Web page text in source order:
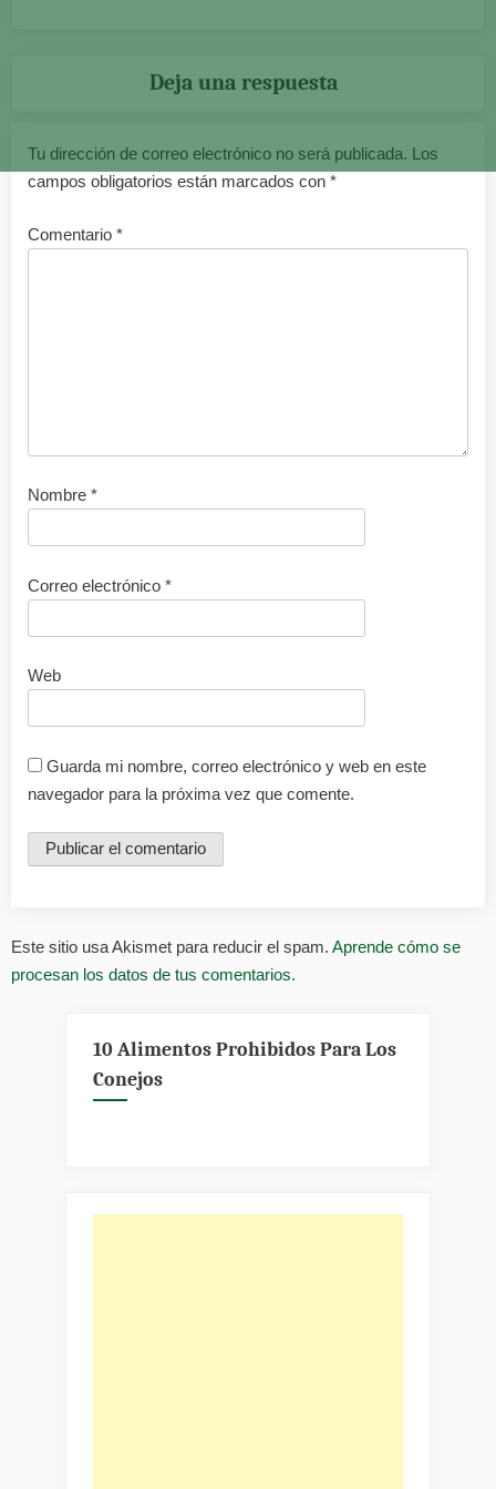
Deja una respuesta
Tu dirección de correo electrónico no será publicada. Los
campos obligatorios están marcados con *
Comentario *
Nombre *
Correo electrónico *
Web
Guarda mi nombre, correo electrónico y web en este
navegador para la próxima vez que comente.
Este sitio usa Akismet para reducir el spam. Aprende cómo se
procesan los datos de tus comentarios.
10 Alimentos Prohibidos Para Los
Conejos